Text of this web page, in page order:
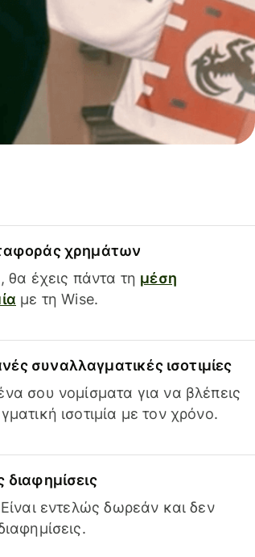
χρημάτων
έχεις πάντα τη μέση
με τη Wise.
συναλλαγματικές ισοτιμίες
σου νομίσματα για να βλέπεις
ισοτιμία με τον χρόνο.
εντελώς δωρεάν και δεν